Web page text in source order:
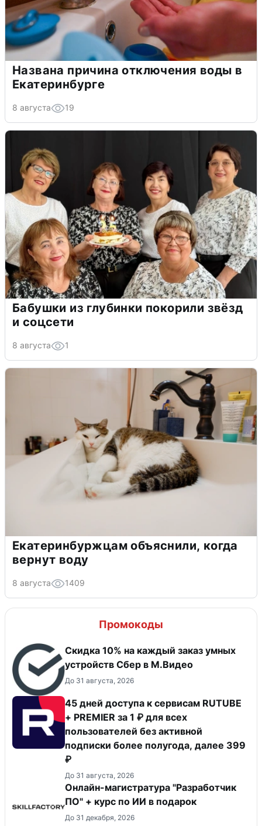
Названа причина отключения воды в
Екатеринбурге
8 августа 19
Бабушки из глубинки покорили звёзд
и соцсети
8 августа 1
Екатеринбуржцам объяснили, когда
вернут воду
8 августа 1409
Промокоды
Скидка 10% на каждый заказ умных
устройств Сбер в М.Видео
До 31 августа, 2026
45 дней доступа к сервисам RUTUBE
+ PREMIER за 1 ₽ для всех
пользователей без активной
подписки более полугода, далее 399
₽
До 31 августа, 2026
Онлайн-магистратура "Разработчик
ПО" + курс по ИИ в подарок
До 31 декабря, 2026